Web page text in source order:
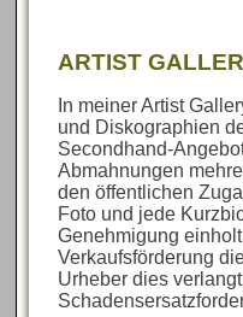
ARTIST
In meiner Artist
und Diskographien
Secondhand-
Abmahnungen
den öffentlichen
Foto und jede
Genehmigung
Verkaufsförderung
Urheber dies